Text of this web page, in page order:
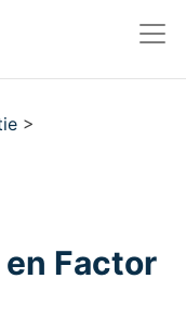
>
Factor